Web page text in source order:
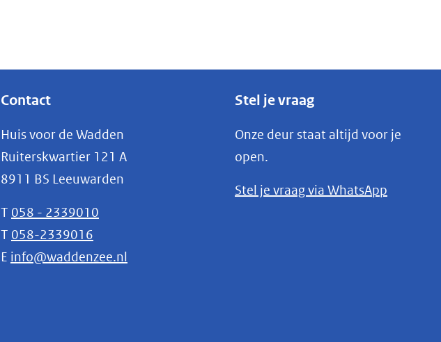
Contact
Huis voor de Wadden
Ruiterskwartier 121 A
8911 BS Leeuwarden
T 058 - 2339010
T 058-2339016
E info@waddenzee.nl
Stel je vraag
Onze deur staat altijd voor je
open.
Stel je vraag via WhatsApp